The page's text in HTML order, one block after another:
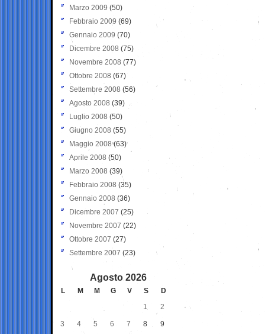
Marzo 2009 (50)
Febbraio 2009 (69)
Gennaio 2009 (70)
Dicembre 2008 (75)
Novembre 2008 (77)
Ottobre 2008 (67)
Settembre 2008 (56)
Agosto 2008 (39)
Luglio 2008 (50)
Giugno 2008 (55)
Maggio 2008(63)
Aprile 2008 (50)
Marzo 2008 (39)
Febbraio 2008 (35)
Gennaio 2008 (36)
Dicembre 2007 (25)
Novembre 2007 (22)
Ottobre 2007 (27)
Settembre 2007 (23)
Agosto 2026
L M M G V S
D
1
2
3 4 5 6 7 8 9